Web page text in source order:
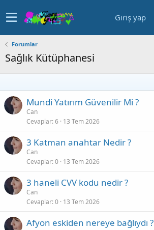
Giriş yap
Forumlar
Sağlık Kütüphanesi
Mundi Yatırım Güvenilir Mi ?
Can
Cevaplar 6 13 Tem 2026
3 Katman anahtar Nedir ?
Can
Cevaplar 0 13 Tem 2026
3 haneli CVV kodu nedir ?
Can
Cevaplar 0 13 Tem 2026
Afyon eskiden nereye bağlıydı ?